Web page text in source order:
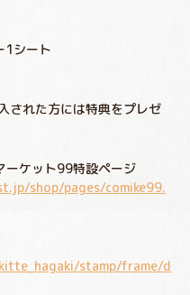
1シート
された方には特典をプレゼ
ーケット99特設ページ
shop/pages/comike99.
stamp/frame/d